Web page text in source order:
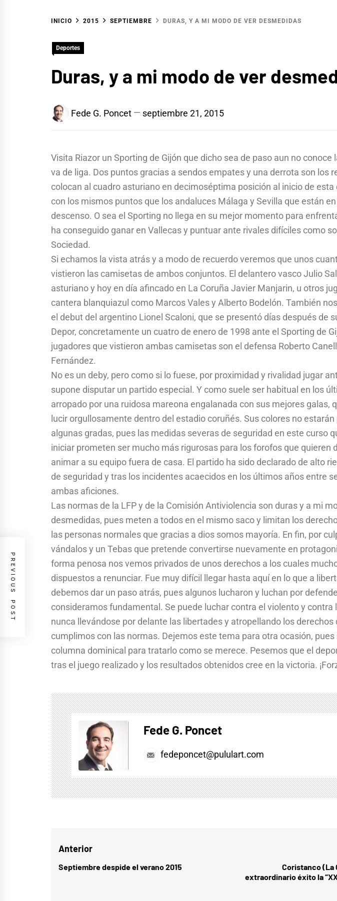
INICIO 2015 SEPTIEMBRE DURAS, Y A MI MODO DE VER DESMEDIDAS
Deportes
Duras, y a mi modo de ver
Fede G. Poncet septiembre 21, 2015
Visita Riazor un Sporting de Gijón que dicho sea de paso aun no conoce
va de liga. Dos puntos gracias a sendos empates y una derrota son los
colocan al cuadro asturiano en decimoséptima posición al inicio de esta
con los mismos puntos que los andaluces Málaga y Sevilla que están
descenso. O sea el Sporting no llega en su mejor momento para
ha conseguido ganar en Vallecas y puntuar ante rivales difíciles como
Sociedad.
Si echamos la vista atrás y a modo de recuerdo veremos que unos
vistieron las camisetas de ambos conjuntos. El delantero vasco Julio
asturiano y hoy en día afincado en La Coruña Javier Manjarin, u otros
cantera blanquiazul como Marcos Vales y Alberto Bodelón. También
el debut del argentino Lionel Scaloni, que se presentó días después de
Depor, concretamente un cuatro de enero de 1998 ante el Sporting de
jugadores que vistieron ambas camisetas son el defensa Roberto
Fernández.
No es un deby, pero como si lo fuese, por proximidad y rivalidad jugar
supone disputar un partido especial. Y como suele ser habitual en los
arropado por una ruidosa mareona engalanada con sus mejores galas,
lucir orgullosamente dentro del estadio coruñés. Sus colores no
algunas gradas, pues las medidas severas de seguridad en este curso
iniciar prometen ser mucho más rigurosas para los forofos que quieren
animar a su equipo fuera de casa. El partido ha sido declarado de alto
de seguridad y tras los incidentes acaecidos en los últimos años entre
ambas aficiones.
Las normas de la LFP y de la Comisión Antiviolencia son duras y a mi
desmedidas, pues meten a todos en el mismo saco y limitan los
las personas normales que gracias a dios somos mayoría. En fin, por
vándalos y un Tebas que pretende convertirse nuevamente en
forma penosa nos vemos privados de unos derechos a los cuales
dispuestos a renunciar. Fue muy difícil llegar hasta aquí en lo que a
debemos dar un paso atrás, pues algunos lucharon y luchan por
consideramos fundamental. Se puede luchar contra el violento y contra
nunca llevándose por delante las libertades y atropellando los derechos
cumplimos con las normas. Dejemos este tema para otra ocasión, pues
columna dominical para tratarlo como se merece. Pesemos que el
tras el juego realizado y los resultados obtenidos cree en la victoria.
Fede G. Poncet
fedeponcet@pululart.com
Navegación
de
Anterior
Entrada
Septiembre despide el verano 2015
Coristanco (La
extraordinario éxito la
PREVIOUS POST